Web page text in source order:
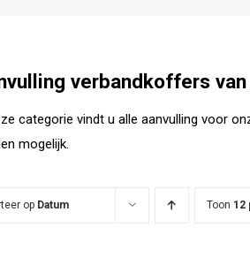
verbandkoffers
categorie vindt u alle aanvulling voor
mogelijk.
op Datum Toon 12